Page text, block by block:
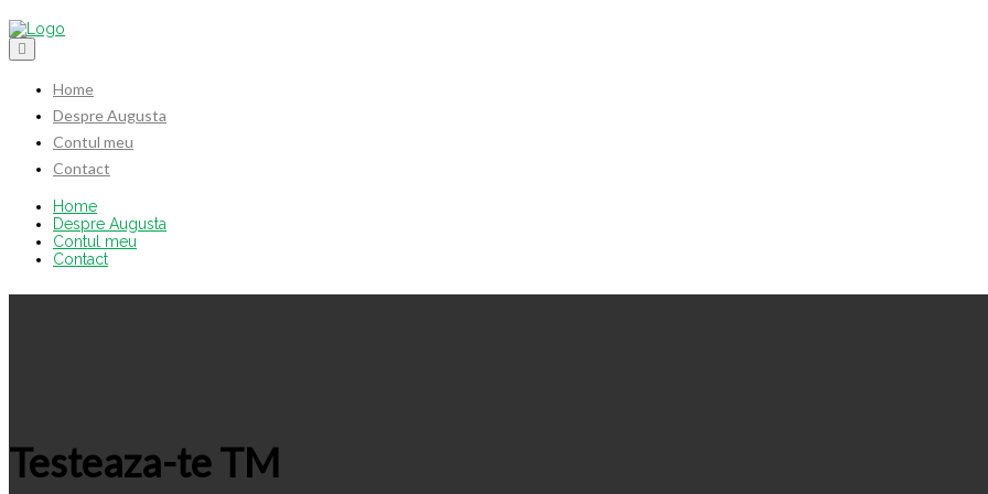
Home
Despre Augusta
Contul meu
Contact
Home
Despre Augusta
Contul meu
Contact
Testeaza-te TM